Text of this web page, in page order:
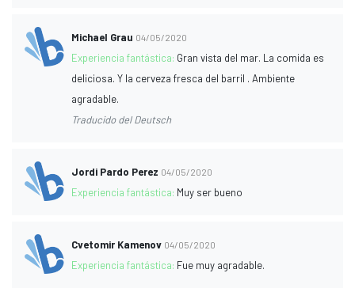
Michael Grau 04/05/2020
Experiencia fantástica: Gran vista del mar. La comida es
deliciosa. Y la cerveza fresca del barril . Ambiente
agradable.
Traducido del Deutsch
Jordi Pardo Perez 04/05/2020
Experiencia fantástica: Muy ser bueno
Cvetomir Kamenov 04/05/2020
Experiencia fantástica: Fue muy agradable.